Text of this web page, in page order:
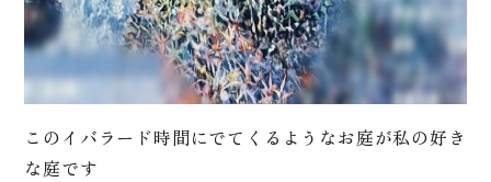
このイバラード時間にでてくるようなお庭が私の好き
な庭です